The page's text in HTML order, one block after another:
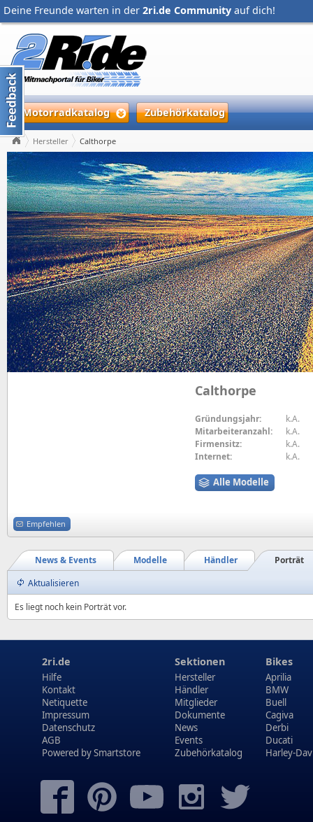
Deine Freunde warten in der 2ri.de Community auf dich!
Motorradkatalog Zubehörkatalog
Hersteller Calthorpe
Calthorpe
Gründungsjahr:
k.A.
Mitarbeiteranzahl:
k.A.
Firmensitz:
k.A.
Internet:
k.A.
Alle Modelle
Empfehlen
Porträt
Händler
Modelle
News & Events
Aktualisieren
Es liegt noch kein Porträt vor.
2ri.de
Hilfe
Kontakt
Netiquette
Impressum
Datenschutz
AGB
Powered bySmartstore
Sektionen
Hersteller
Händler
Mitglieder
Dokumente
News
Events
Zubehörkatalog
Bikes
Aprilia
BMW
Buell
Cagiva
Derbi
Ducati
Harley-